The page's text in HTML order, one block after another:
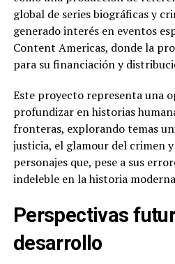
global de series biográficas y
generado interés en eventos
Content Americas, donde la
para su financiación y
Este proyecto representa una
profundizar en historias
fronteras, explorando temas
justicia, el glamour del crimen
personajes que, pese a sus
indeleble en la historia
Perspectivas
desarrollo